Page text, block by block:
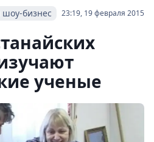
23:19, 19 февраля 2015
шоу-бизнес
ученые